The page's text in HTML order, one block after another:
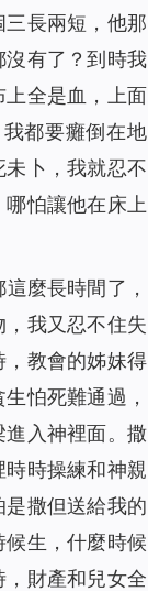
長兩短，他那
有了？到時我
全是血，上面
都要癱倒在地
卜，我就忍不
怕讓他在床上
麼長時間了，
我又忍不住失
教會的姊妹得
怕死難通過，
入神裡面。撒
時操練和神親
是撒但送給我的
生，什麼時候
財產和兒女全